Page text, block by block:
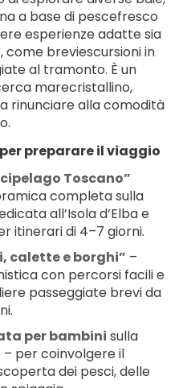
a base di pescefresco
esperienze adatte sia
come breviescursioni in
al tramonto. È un
marecristallino,
rinunciare alla comodità
preparare il viaggio
Toscano”
completa sulla
all’Isola d’Elba e
itinerari di 4–7 giorni.
calette e borghi” –
con percorsi facili e
passeggiate brevi da
per bambini sulla
per coinvolgere il
dei pesci, delle